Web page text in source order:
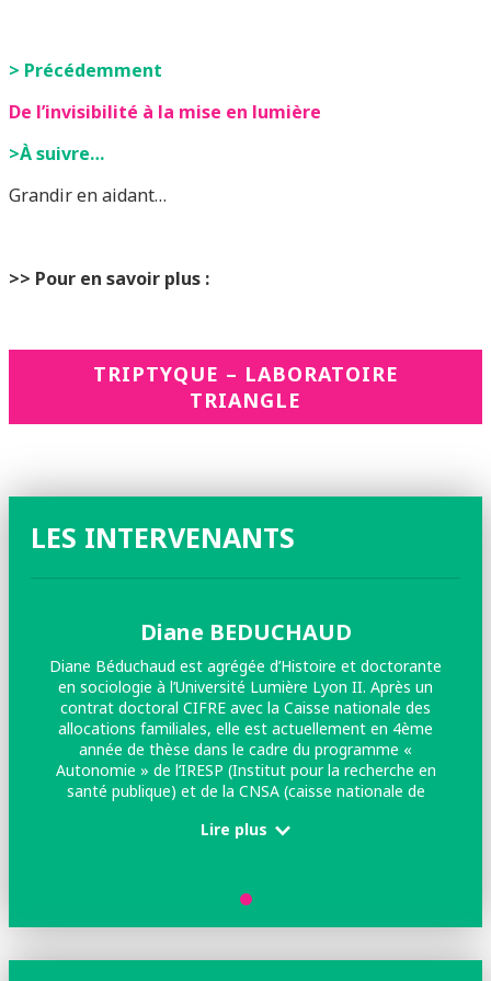
> Précédemment
De l’invisibilité à la mise en lumière
>À suivre…
Grandir en aidant…
>> Pour en savoir plus :
TRIPTYQUE – LABORATOIRE
TRIANGLE
LES INTERVENANTS
Diane BEDUCHAUD
Diane Béduchaud est agrégée d’Histoire et doctorante
en sociologie à l’Université Lumière Lyon II. Après un
contrat doctoral CIFRE avec la Caisse nationale des
allocations familiales, elle est actuellement en 4ème
année de thèse dans le cadre du programme «
Autonomie » de l’IRESP (Institut pour la recherche en
santé publique) et de la CNSA (caisse nationale de
direction d’Hélène Buisson Fenet s’intéresse aux jeunes
de la famille. Elle a notamment publié l’article « Aider un
revue Lien Social et Politique.
Lire plus